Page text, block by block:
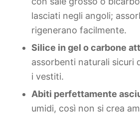
lasciati negli angoli;
rigenerano facilmente.
Silice in gel o carbone
assorbenti naturali sicuri
i vestiti.
Abiti perfettamente
umidi, così non si crea